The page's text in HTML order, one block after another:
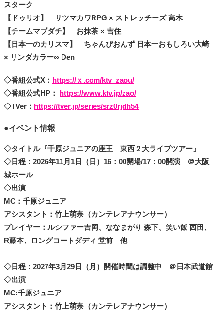
スターク
【 ドゥリオ】
サツマカワRPG × ストレッチーズ 高木
【チームマブダチ】
お抹茶 × 吉住
【 日本一のカリスマ】
ちゃんぴおんず 日本一おもしろい大崎
× リンダカラー∞ Den
◇番組公式X： https://ｘ.com/ktv_zaou/
◇番組公式HP： https://www.ktv.jp/zao/
◇TVer： https://tver.jp/series/srz0rjdh54
●イベント情報
◇タイトル『千原ジュニアの座王 東西２大ライブツアー』
◇日程：2026年11月1日（日）16：00開場/17：00開演 ＠大阪
城ホール
◇出演
MC：千原ジュニア
アシスタント：竹上萌奈（カンテレアナウンサー）
プレイヤー：ルシファー吉岡、ななまがり 森下、笑い飯 西田、
R藤本、ロングコートダディ 堂前 他
◇日程：2027年3月29日（月）開催時間は調整中 ＠日本武道館
◇出演
MC:千原ジュニア
アシスタント：竹上萌奈（カンテレアナウンサー）